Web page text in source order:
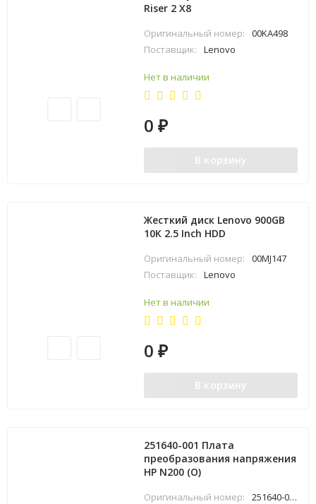
Riser 2 X8
Оригинальный номер:
00KA498
Поставщик:
Lenovo
Нет в наличии
0₽
В корзину
Жесткий диск Lenovo 900GB
10K 2.5 Inch HDD
Оригинальный номер:
00MJ147
Поставщик:
Lenovo
Нет в наличии
0₽
В корзину
251640-001 Плата
преобразования напряжения
HP N200 (O)
Оригинальный номер:
251640-001